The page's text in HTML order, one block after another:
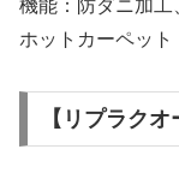
機能：防ダニ加工
ホットカーペッ
【リプラク